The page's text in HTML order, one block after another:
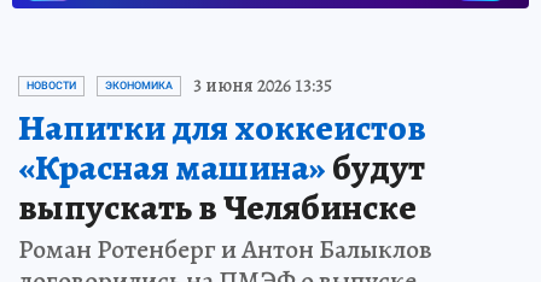
НОВОСТИ ЭКОНОМИКА 3 июня 2026 13:35
Напитки для хоккеистов
«Красная машина»будут
выпускать в Челябинске
Роман Ротенберг и Антон Балыклов